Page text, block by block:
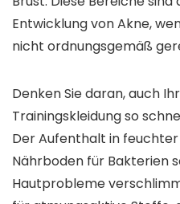
Entwicklung von Akne,
nicht ordnungsgemäß
Denken Sie daran, auch
Trainingskleidung so
Der Aufenthalt in
Nährboden für Bakterien
Hautprobleme